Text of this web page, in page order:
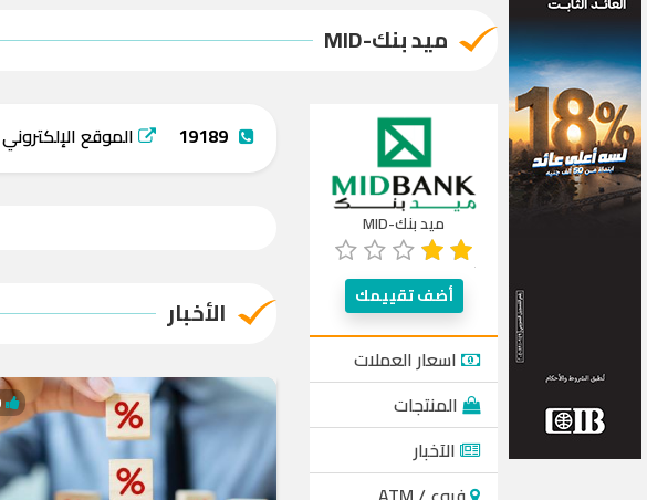
ميد بنك-MID
ميد بنك-MID
أضف تقييمك
اسعار العملات
المنتجات
الآخبار
19189 الموقع الإلكتروني
الأخبار